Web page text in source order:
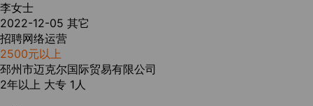
李女士
2022-12-05 其它
招聘网络运营
2500元以上
邳州市迈克尔国际贸易有限公司
2年以上 大专 1人